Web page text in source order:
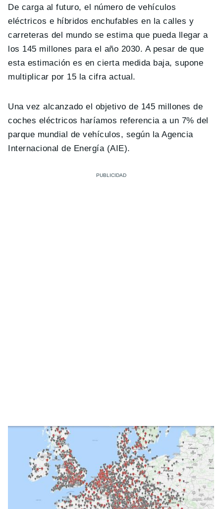
De carga al futuro, el número de vehículos
eléctricos e híbridos enchufables en la calles y
carreteras del mundo se estima que pueda llegar a
los 145 millones para el año 2030. A pesar de que
esta estimación es en cierta medida baja, supone
multiplicar por 15 la cifra actual.
Una vez alcanzado el objetivo de 145 millones de
coches eléctricos haríamos referencia a un 7% del
parque mundial de vehículos, según la Agencia
Internacional de Energía (AIE).